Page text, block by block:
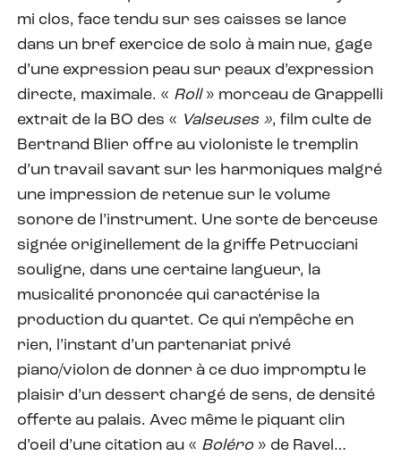
mi clos, face tendu sur ses caisses se lance
dans un bref exercice de solo à main nue, gage
d’une expression peau sur peaux d’expression
directe, maximale. « Roll » morceau de Grappelli
extrait de la BO des « Valseuses », film culte de
Bertrand Blier offre au violoniste le tremplin
d’un travail savant sur les harmoniques malgré
une impression de retenue sur le volume
sonore de l’instrument. Une sorte de berceuse
signée originellement de la griffe Petrucciani
souligne, dans une certaine langueur, la
musicalité prononcée qui caractérise la
production du quartet. Ce qui n’empêche en
rien, l’instant d’un partenariat privé
piano/violon de donner à ce duo impromptu le
plaisir d’un dessert chargé de sens, de densité
offerte au palais. Avec même le piquant clin
d’oeil d’une citation au « Boléro» de Ravel…